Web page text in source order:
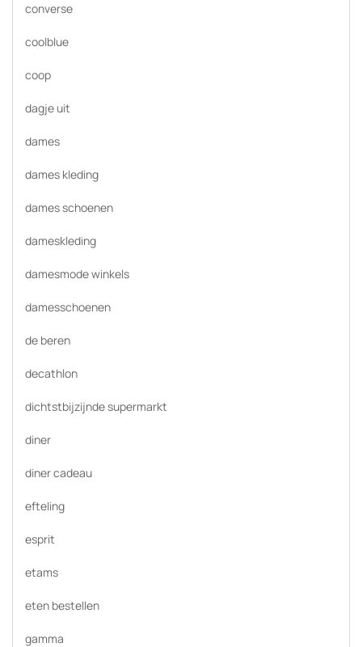
converse
coolblue
coop
dagje uit
dames
dames kleding
dames schoenen
dameskleding
damesmode winkels
damesschoenen
de beren
decathlon
dichtstbijzijnde supermarkt
diner
diner cadeau
efteling
esprit
etams
eten bestellen
gamma